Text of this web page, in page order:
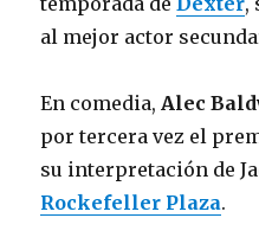
al mejor actor
En comedia,Alec
por tercera vez el
su interpretación de
Rockefeller Plaza.